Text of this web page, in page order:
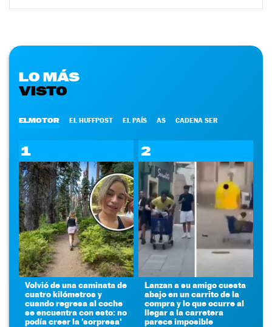
LO MÁS
VISTO
ELMOTOR EL HUFFPOST EL PAÍS AS CADENA SER
1
Volvió de una caminata de
cuatro kilómetros y
cuando regresa al coche
se encuentra con esto: no
podía creer la 'sorpresa'
2
Lanzan a su amigo cuesta
abajo en un carrito de la
compra y lo que ocurre al
llegar a la carretera
parece imposible